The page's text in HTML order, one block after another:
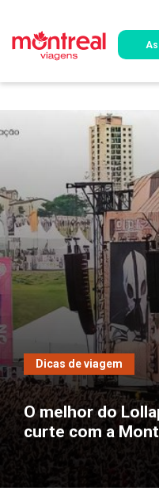
Dicas de viagem
O melhor do
curte com a